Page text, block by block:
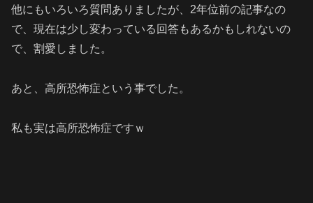
他にもいろいろ質問ありましたが、2年位前の記事なの
で、現在は少し変わっている回答もあるかもしれないの
で、割愛しました。
あと、高所恐怖症という事でした。
私も実は高所恐怖症ですｗ